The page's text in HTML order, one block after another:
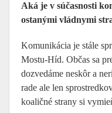
Aká je v súčasnosti
ostanými vládnymi
Komunikácia je stále
Mostu-Híd. Občas sa
dozvedáme neskôr a
rade ale len
koaličné strany si